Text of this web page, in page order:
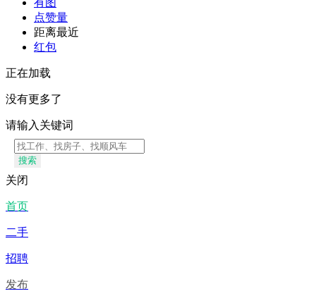
有图
点赞量
距离最近
红包
正在加载
没有更多了
请输入关键词
搜索
关闭
首页
二手
招聘
发布